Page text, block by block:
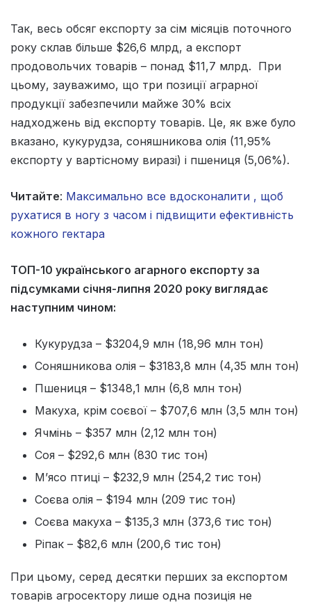
Так, весь обсяг експорту за сім місяців поточного
року склав більше $26,6 млрд, а експорт
продовольчих товарів – понад $11,7 млрд. При
цьому, зауважимо, що три позиції аграрної
продукції забезпечили майже 30% всіх
надходжень від експорту товарів. Це, як вже було
вказано, кукурудза, соняшникова олія (11,95%
експорту у вартісному виразі) і пшениця (5,06%).
Читайте: Максимально все вдосконалити , щоб
рухатися в ногу з часом і підвищити ефективність
кожного гектара
ТОП-10 українського агарного експорту за
підсумками січня-липня 2020 року виглядає
наступним чином:
Кукурудза – $3204,9 млн (18,96 млн тон)
Соняшникова олія – $3183,8 млн (4,35 млн тон)
Пшениця – $1348,1 млн (6,8 млн тон)
Макуха, крім соєвої – $707,6 млн (3,5 млн тон)
Ячмінь – $357 млн (2,12 млн тон)
Соя – $292,6 млн (830 тис тон)
М’ясо птиці – $232,9 млн (254,2 тис тон)
Соєва олія – $194 млн (209 тис тон)
Соєва макуха – $135,3 млн (373,6 тис тон)
Ріпак – $82,6 млн (200,6 тис тон)
При цьому, серед десятки перших за експортом
товарів агросектору лише одна позиція не